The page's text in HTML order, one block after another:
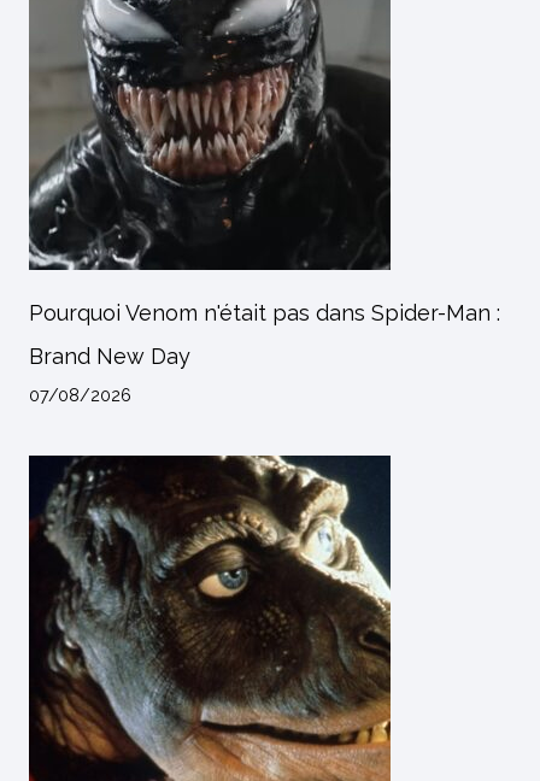
Pourquoi Venom n'était pas dans Spider-Man :
Brand New Day
07/08/2026